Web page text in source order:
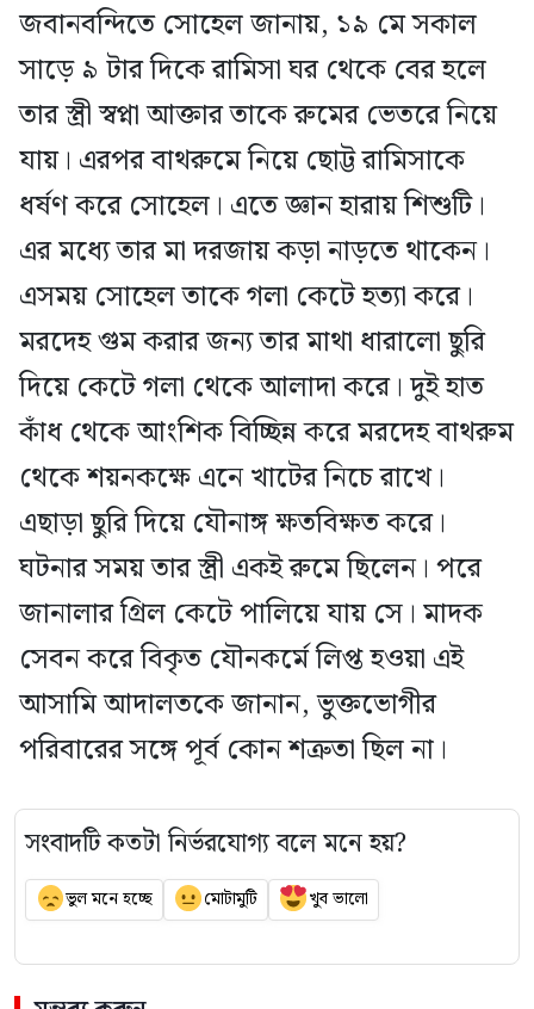
জবানবন্দিতে সোহেল জানায়, ১৯ মে সকাল
সাড়ে ৯ টার দিকে রামিসা ঘর থেকে বের হলে
তার স্ত্রী স্বপ্না আক্তার তাকে রুমের ভেতরে নিয়ে
যায়। এরপর বাথরুমে নিয়ে ছোট্ট রামিসাকে
ধর্ষণ করে সোহেল। এতে জ্ঞান হারায় শিশুটি।
এর মধ্যে তার মা দরজায় কড়া নাড়তে থাকেন।
এসময় সোহেল তাকে গলা কেটে হত্যা করে।
মরদেহ গুম করার জন্য তার মাথা ধারালো ছুরি
দিয়ে কেটে গলা থেকে আলাদা করে। দুই হাত
কাঁধ থেকে আংশিক বিচ্ছিন্ন করে মরদেহ বাথরুম
থেকে শয়নকক্ষে এনে খাটের নিচে রাখে।
এছাড়া ছুরি দিয়ে যৌনাঙ্গ ক্ষতবিক্ষত করে।
ঘটনার সময় তার স্ত্রী একই রুমে ছিলেন। পরে
জানালার গ্রিল কেটে পালিয়ে যায় সে। মাদক
সেবন করে বিকৃত যৌনকর্মে লিপ্ত হওয়া এই
আসামি আদালতকে জানান, ভুক্তভোগীর
পরিবারের সঙ্গে পূর্ব কোন শত্রুতা ছিল না।
সংবাদটি কতটা নির্ভরযোগ্য বলে মনে হয়?
ভুল মনে হচ্ছে মোটামুটি খুব ভালো